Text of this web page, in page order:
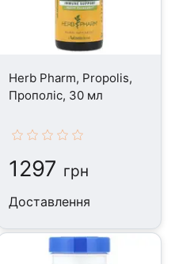
Herb Pharm, Propolis,
Прополіс, 30 мл
1297 грн
Доставлення